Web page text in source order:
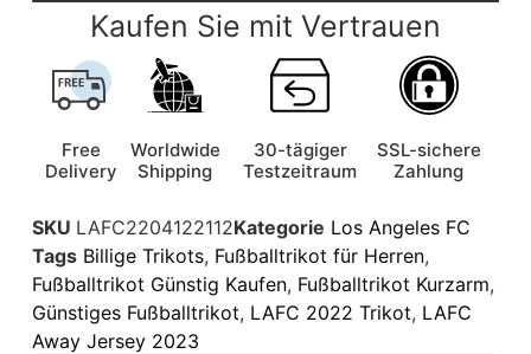
Kaufen Sie mit Vertrauen
Free
Delivery
Worldwide
Shipping
30-tägiger
Testzeitraum
SSL-sichere
Zahlung
SKU LAFC2204122112Kategorie Los Angeles FC
Tags Billige Trikots, Fußballtrikot für Herren,
Fußballtrikot Günstig Kaufen, Fußballtrikot Kurzarm,
Günstiges Fußballtrikot, LAFC 2022 Trikot, LAFC
Away Jersey 2023